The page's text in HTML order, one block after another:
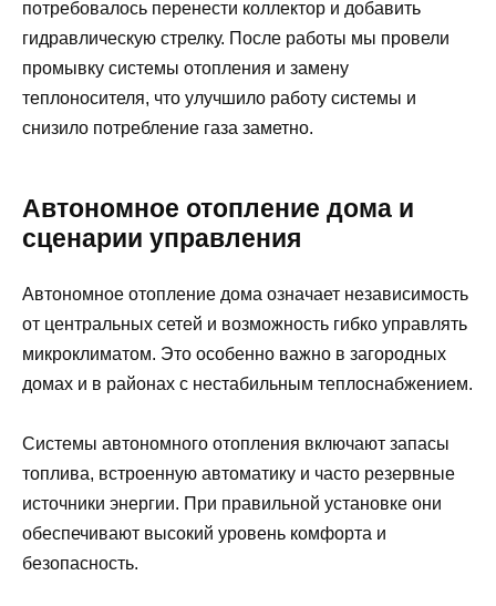
потребовалось перенести коллектор и добавить
гидравлическую стрелку. После работы мы провели
промывку системы отопления и замену
теплоносителя, что улучшило работу системы и
снизило потребление газа заметно.
Автономное отопление дома и
сценарии управления
Автономное отопление дома означает независимость
от центральных сетей и возможность гибко управлять
микроклиматом. Это особенно важно в загородных
домах и в районах с нестабильным теплоснабжением.
Системы автономного отопления включают запасы
топлива, встроенную автоматику и часто резервные
источники энергии. При правильной установке они
обеспечивают высокий уровень комфорта и
безопасность.